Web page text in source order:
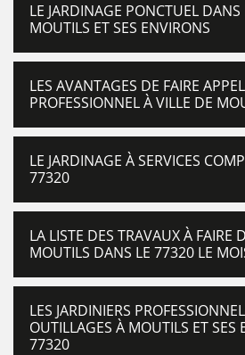
LE JARDINAGE PONCTUEL DANS
MOUTILS ET SES ENVIRONS
LES AVANTAGES DE FAIRE
PROFESSIONNEL À VILLE DE
LE JARDINAGE À SERVICES
77320
LA LISTE DES TRAVAUX À FAIRE
MOUTILS DANS LE 77320 LE
LES JARDINIERS
OUTILLAGES À MOUTILS ET SES
77320